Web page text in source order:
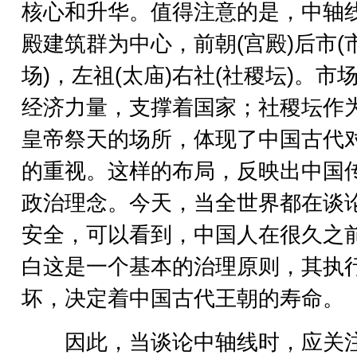
核心和升华。值得注意的是，中轴
殿建筑群为中心，前朝(宫殿)后市(
场)，左祖(太庙)右社(社稷坛)。市
经济力量，支撑着国家；社稷坛作
皇帝祭天的场所，体现了中国古代
的重视。这样的布局，反映出中国
政治理念。今天，当全世界都在谈
安全，可以看到，中国人在很久之
白这是一个基本的治理原则，其执
坏，决定着中国古代王朝的寿命。
因此，当谈论中轴线时，应关